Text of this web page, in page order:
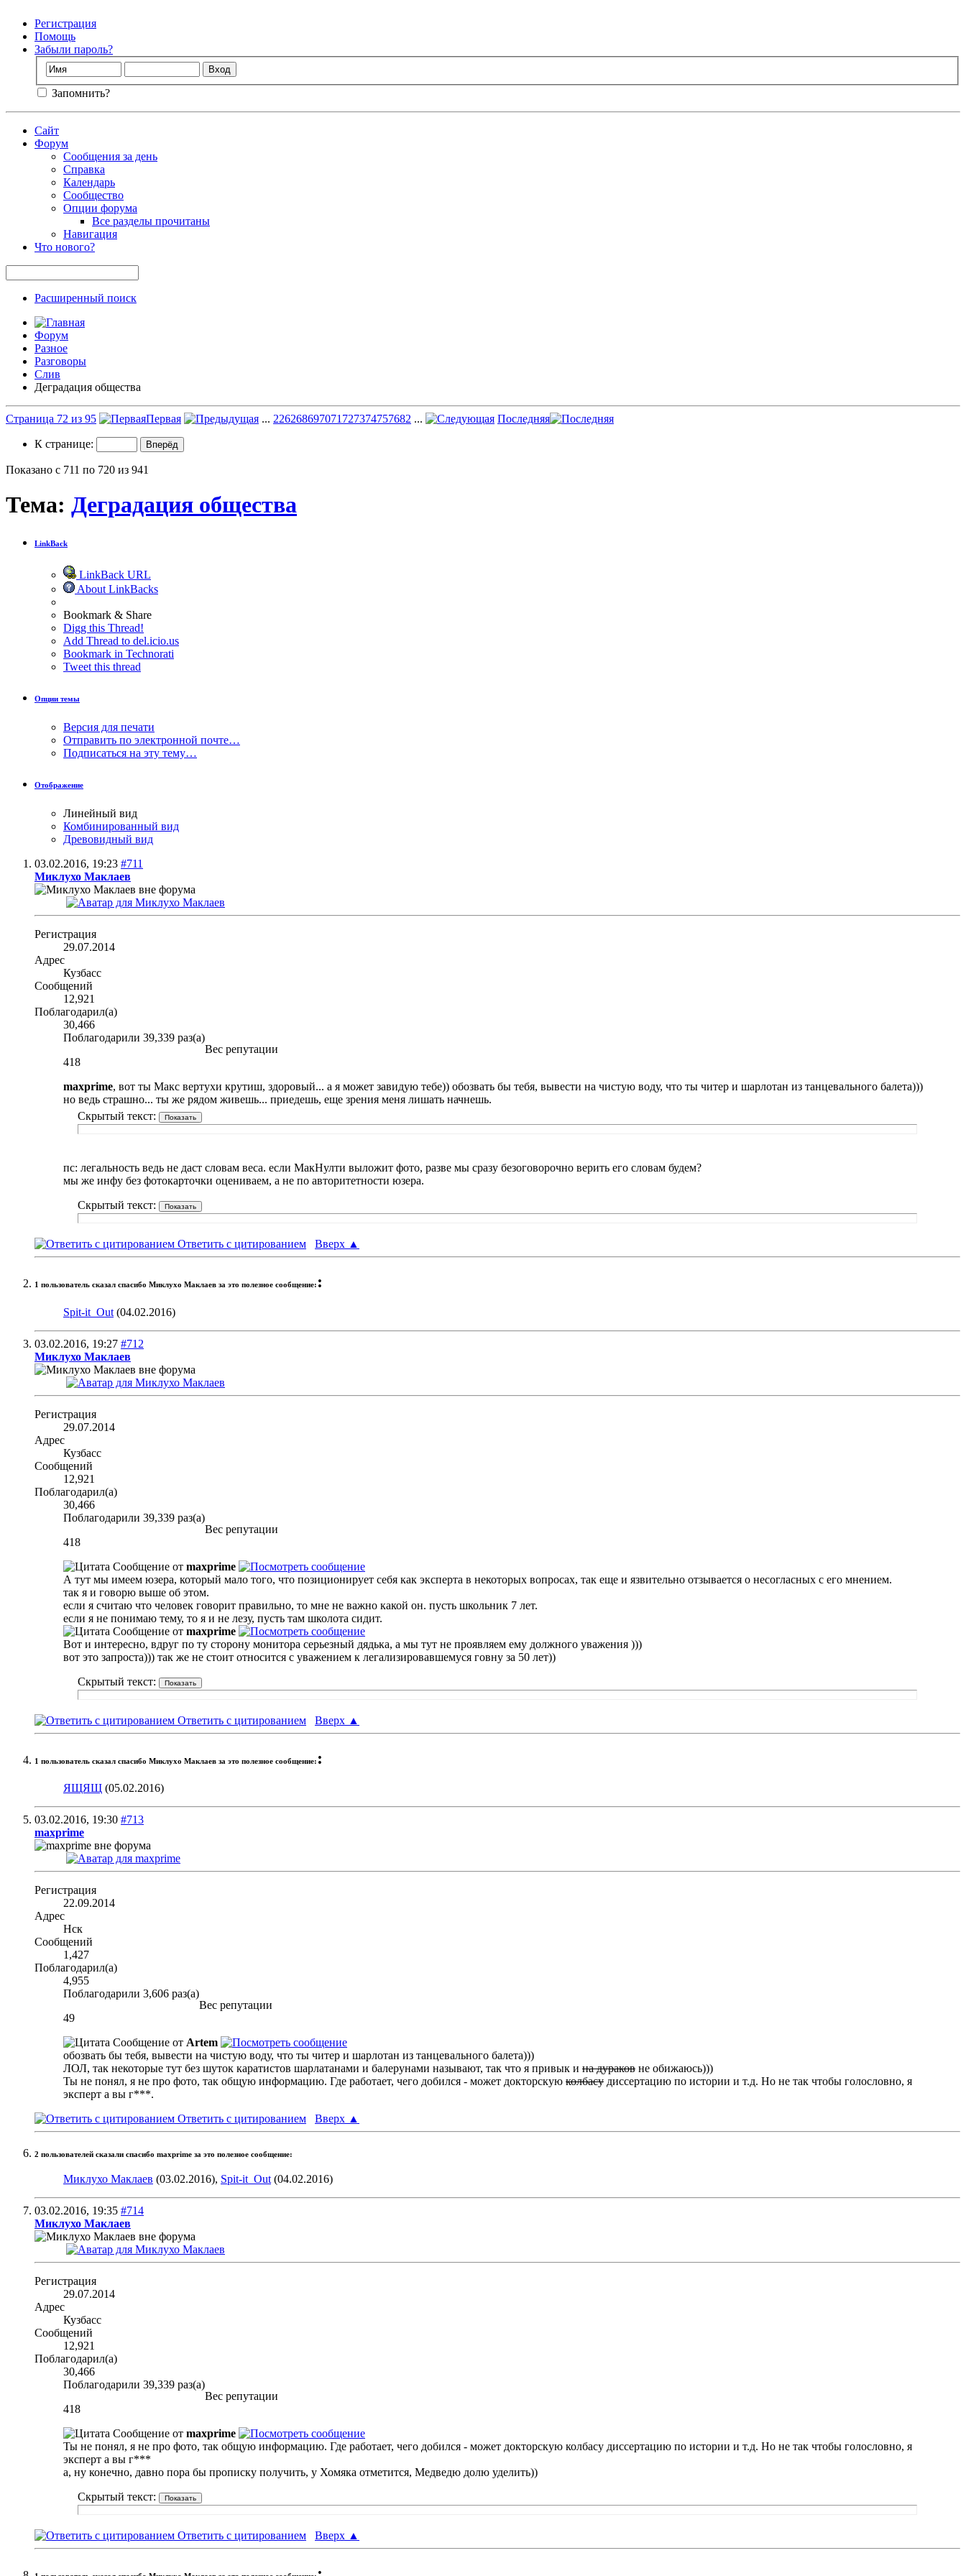
Регистрация
Помощь
Забыли пароль?
Запомнить?
Сайт
Форум
Сообщения за день
Справка
Календарь
Сообщество
Опции форума
Все разделы прочитаны
Навигация
Что нового?
Расширенный поиск
Форум
Разное
Разговоры
Слив
Деградация общества
Страница 72 из 95 Первая ... 226268697071 727374757682 ... Последняя
К странице:
Показано с 711 по 720 из 941
Тема: Деградация общества
LinkBack
LinkBack URL
About LinkBacks
Bookmark & Share
Digg this Thread!
Add Thread to del.icio.us
Bookmark in Technorati
Tweet this thread
Опции темы
Версия для печати
Отправить по электронной почте…
Подписаться на эту тему…
Отображение
Линейный вид
Комбинированный вид
Древовидный вид
03.02.2016, 19:23 #711
Миклухо Маклаев
Регистрация
29.07.2014
Адрес
Кузбасс
Сообщений
12,921
Поблагодарил(а)
30,466
Поблагодарили 39,339 раз(а)
Вес репутации
418
maxprime, вот ты Макс вертухи крутиш, здоровый... а я может завидую тебе)) обозвать бы тебя, вывести на чистую воду, что ты читер и шарлотан из танцевального балета)))
но ведь страшно... ты же рядом живешь... приедешь, еще зрения меня лишать начнешь.
Скрытый текст:
пс: легальность ведь не даст словам веса. если МакНулти выложит фото, разве мы сразу безоговорочно верить его словам будем?
мы же инфу без фотокарточки оцениваем, а не по авторитетности юзера.
Скрытый текст:
Ответить с цитированием Вверх ▲
1 пользователь сказал cпасибо Миклухо Маклаев за это полезное сообщение: :
Spit-it_Out (04.02.2016)
03.02.2016, 19:27 #712
Миклухо Маклаев
Регистрация
29.07.2014
Адрес
Кузбасс
Сообщений
12,921
Поблагодарил(а)
30,466
Поблагодарили 39,339 раз(а)
Вес репутации
418
Сообщение от maxprime
А тут мы имеем юзера, который мало того, что позиционирует себя как эксперта в некоторых вопросах, так еще и язвительно отзывается о несогласных с его мнением.
так я и говорю выше об этом.
если я считаю что человек говорит правильно, то мне не важно какой он. пусть школьник 7 лет.
если я не понимаю тему, то я и не лезу, пусть там школота сидит.
Сообщение от maxprime
Вот и интересно, вдруг по ту сторону монитора серьезный дядька, а мы тут не проявляем ему должного уважения )))
вот это запроста))) так же не стоит относится с уважением к легализировавшемуся говну за 50 лет))
Скрытый текст:
Ответить с цитированием Вверх ▲
1 пользователь сказал cпасибо Миклухо Маклаев за это полезное сообщение: :
ЯЩЯЩ (05.02.2016)
03.02.2016, 19:30 #713
maxprime
Регистрация
22.09.2014
Адрес
Нск
Сообщений
1,427
Поблагодарил(а)
4,955
Поблагодарили 3,606 раз(а)
Вес репутации
49
Сообщение от Artem
обозвать бы тебя, вывести на чистую воду, что ты читер и шарлотан из танцевального балета)))
ЛОЛ, так некоторые тут без шуток каратистов шарлатанами и балерунами называют, так что я привык и на дураков не обижаюсь)))
Ты не понял, я не про фото, так общую информацию. Где работает, чего добился - может докторскую колбасу диссертацию по истории и т.д. Но не так чтобы голословно, я
эксперт а вы г***.
Ответить с цитированием
Вверх ▲
2 пользователей сказали cпасибо maxprime за это полезное сообщение:
Миклухо Маклаев (03.02.2016), Spit-it_Out (04.02.2016)
03.02.2016, 19:35 #714
Миклухо Маклаев
Регистрация
29.07.2014
Адрес
Кузбасс
Сообщений
12,921
Поблагодарил(а)
30,466
Поблагодарили 39,339 раз(а)
Вес репутации
418
Сообщение от maxprime
Ты не понял, я не про фото, так общую информацию. Где работает, чего добился - может докторскую колбасу диссертацию по истории и т.д. Но не так чтобы голословно, я
эксперт а вы г***
а, ну конечно, давно пора бы прописку получить, у Хомяка отметится, Медведю долю уделить))
Скрытый текст:
Ответить с цитированием Вверх ▲